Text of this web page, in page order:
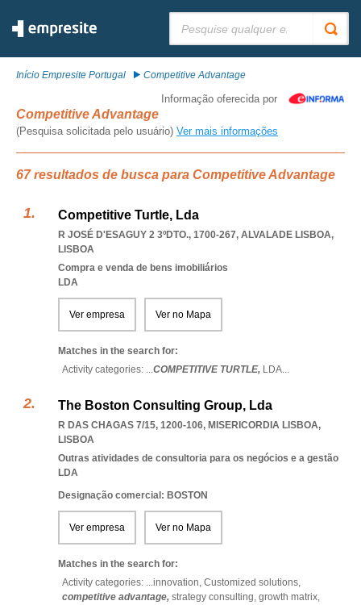
Início Empresite Portugal Competitive Advantage
Informação oferecida por
Competitive Advantage
(Pesquisa solicitada pelo usuário) Ver mais informações
67 resultados de busca para Competitive Advantage
Competitive Turtle, Lda
R JOSÉ D'ESAGUY 2 3ºDTO., 1700-267, ALVALADE LISBOA,
LISBOA
Compra e venda de bens imobiliários
LDA
Ver empresa Ver no Mapa
Matches in the search for:
Activity categories: ...COMPETITIVE TURTLE, LDA...
The Boston Consulting Group, Lda
R DAS CHAGAS 7/15, 1200-106, MISERICORDIA LISBOA,
LISBOA
Outras atividades de consultoria para os negócios e a gestão
LDA
Designação comercial: BOSTON
Ver empresa Ver no Mapa
Matches in the search for:
Activity categories: ...innovation, Customized solutions,
competitive advantage, strategy consulting, growth matrix,